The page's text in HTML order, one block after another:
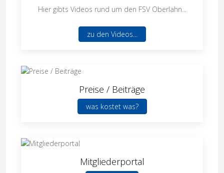
Hier gibts Videos rund um den FSV Oberlahn...
zu den Videos...
Preise / Beiträge
was kostet was?
Mitgliederportal